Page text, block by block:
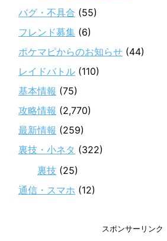
バグ・不具合 (55)
フレンド募集 (6)
ポケマピからのお知らせ (44)
レイドバトル (110)
基本情報 (75)
攻略情報 (2,770)
最新情報 (259)
裏技・小ネタ (322)
裏技 (25)
通信・スマホ (12)
スポンサーリンク